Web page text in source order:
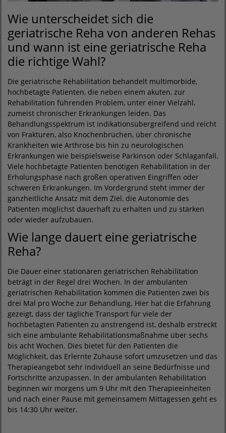
Wie unterscheidet sich die
geriatrische Reha von anderen Rehas
und wann ist eine geriatrische Reha
die richtige Wahl?
Die geriatrische Rehabilitation behandelt multimorbide,
hochbetagte Patienten, die neben einem akuten, zur
Rehabilitation führenden Problem, unter einer Vielzahl,
zumeist chronischer Erkrankungen leiden. Das
Behandlungsspektrum ist indikationsübergreifend und reicht
von Frakturen, also Knochenbrüchen, über chronische
Krankheiten wie Arthrose bis hin zu neurologischen
Erkrankungen wie beispielsweise Parkinson oder Schlaganfall.
Viele hochbetagte Patienten benötigen Rehabilitation in der
Erholungsphase nach großen operativen Eingriffen oder
schweren Erkrankungen. Im Vordergrund steht immer der
ganzheitliche Ansatz mit dem Ziel, die Autonomie des
Patienten möglichst dauerhaft zu erhalten und zu stärken
oder wieder aufzubauen.
Wie lange dauert eine geriatrische
Reha?
Die Dauer einer stationären geriatrischen Rehabilitation
beträgt in der Regel drei Wochen. In der ambulanten
geriatrischen Rehabilitation kommen die Patienten zwei bis
drei Mal pro Woche zur Behandlung. Hier hat die Erfahrung
gezeigt, dass der tägliche Transport für viele der
hochbetagten Patienten zu anstrengend ist, deshalb erstreckt
sich eine ambulante Rehabilitationsmaßnahme über sechs
bis acht Wochen. Dies bietet für den Patienten die
Möglichkeit, das Erlernte Zuhause sofort umzusetzen und das
Therapieangebot sehr individuell an seine Bedürfnisse und
Fortschritte anzupassen. In der ambulanten Rehabilitation
beginnen wir morgens um 9 Uhr mit den Therapieeinheiten
und nach einer Pause mit gemeinsamem Mittagessen geht es
bis 14:30 Uhr weiter.